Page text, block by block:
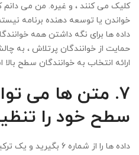
کلیک می کنند ، و غیره. من می
خواندن یا توسعه دهنده برنامه
داده ها برای نگه داشتن همه
حمایت از خوانندگان پرتلاش ، به
ارائه انتخاب به خوانندگان سطح بالا
۷. متن ها می
سطح خود را
داده ها را از شماره 6